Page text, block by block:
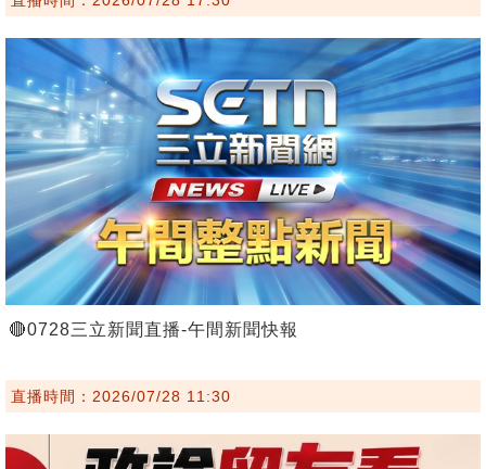
🔴0728三立新聞直播-午間新聞快報
直播時間：2026/07/28 11:30